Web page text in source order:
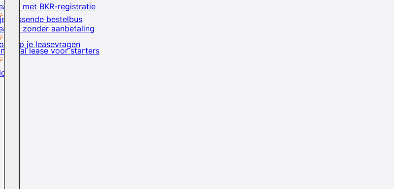
passende bestelbus
op je leasevragen
met BKR-registratie
zonder aanbetaling
lease voor starters